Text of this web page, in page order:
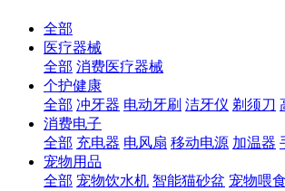
全部
医疗器械
全部 消费医疗器械
个护健康
全部 冲牙器 电动牙刷 洁牙仪 剃须刀
消费电子
全部 充电器 电风扇 移动电源 加温器
宠物用品
全部 宠物饮水机 智能猫砂盆 宠物喂